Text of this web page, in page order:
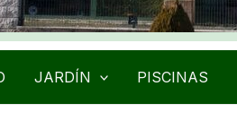
JARDÍN PISCINAS